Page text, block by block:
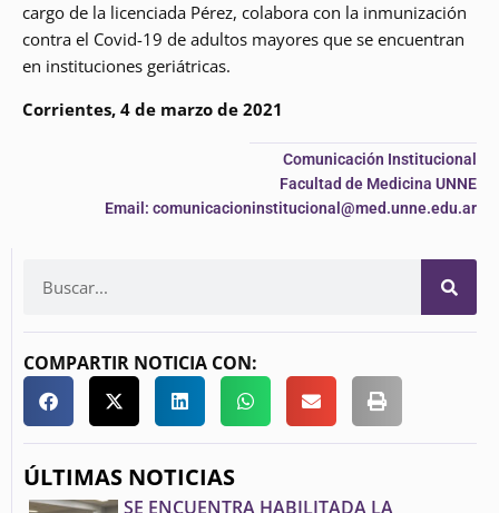
cargo de la licenciada Pérez, colabora con la inmunización
contra el Covid-19 de adultos mayores que se encuentran
en instituciones geriátricas.
Corrientes, 4 de marzo de 2021
Comunicación Institucional
Facultad de Medicina UNNE
Email: comunicacioninstitucional@med.unne.edu.ar
COMPARTIR NOTICIA CON:
ÚLTIMAS NOTICIAS
SE ENCUENTRA HABILITADA LA